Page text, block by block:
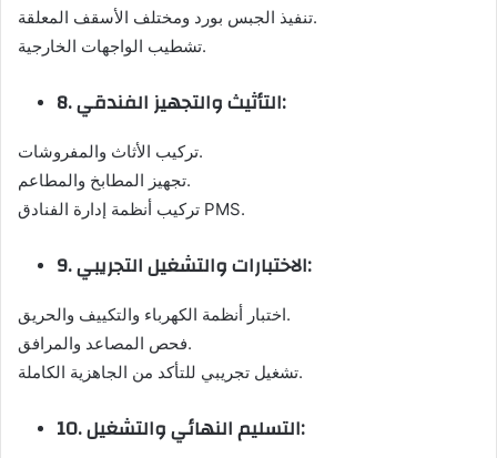
تنفيذ الجبس بورد ومختلف الأسقف المعلقة.
تشطيب الواجهات الخارجية.
8. التأثيث والتجهيز الفندقي:
تركيب الأثاث والمفروشات.
تجهيز المطابخ والمطاعم.
تركيب أنظمة إدارة الفنادق PMS.
9. الاختبارات والتشغيل التجريبي:
اختبار أنظمة الكهرباء والتكييف والحريق.
فحص المصاعد والمرافق.
تشغيل تجريبي للتأكد من الجاهزية الكاملة.
10. التسليم النهائي والتشغيل: